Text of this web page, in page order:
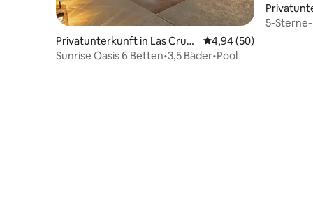
Privatunterkunft in Las Cruc
es
Durchschnittliche
4,94 (50)
Sunrise Oasis 6 Betten•3,5 Bäder•Pool
5-